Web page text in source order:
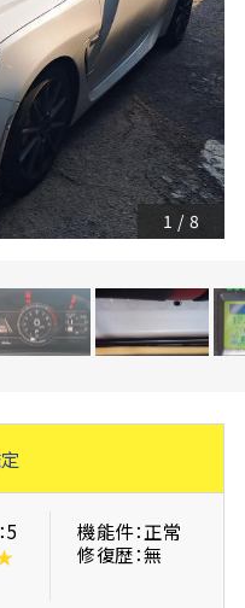
1 / 8
5
機能件：正常
修復歴：無